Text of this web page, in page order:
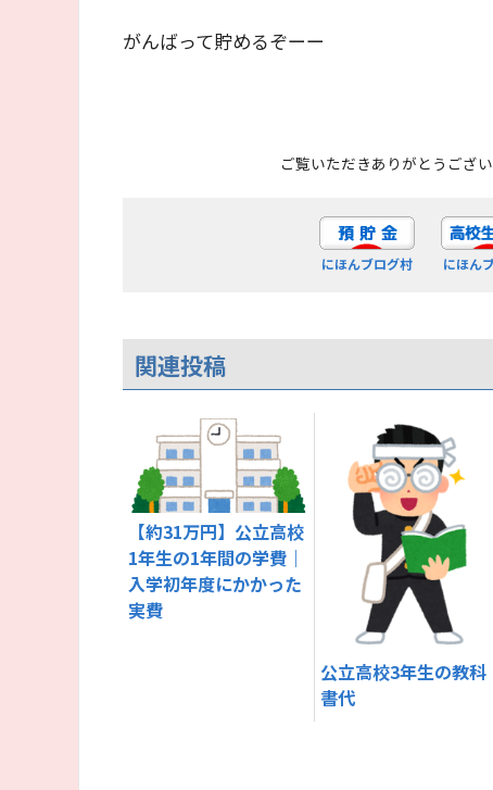
がんばって貯めるぞーー
ご覧いただきありがとうござ
にほんブログ村 にほん
関連投稿
【約31万円】公立高校
1年生の1年間の学費｜
入学初年度にかかった
実費
公立高校3年生の教科
書代